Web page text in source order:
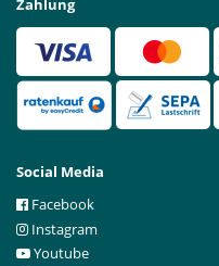
Zahlung
Social Media
Facebook
Instagram
Youtube